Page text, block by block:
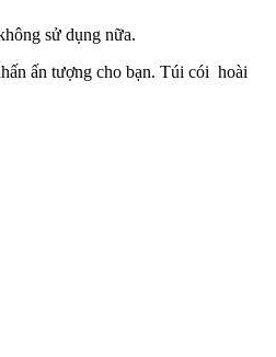
sử dụng nữa.
ấn tượng cho bạn. Túi cói hoài